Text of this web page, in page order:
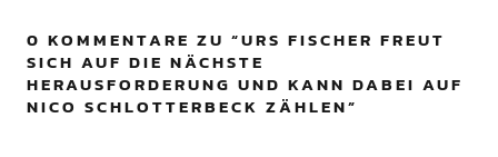
0 KOMMENTARE ZU “URS FISCHER FREUT
SICH AUF DIE NÄCHSTE
HERAUSFORDERUNG UND KANN DABEI AUF
NICO SCHLOTTERBECK ZÄHLEN”